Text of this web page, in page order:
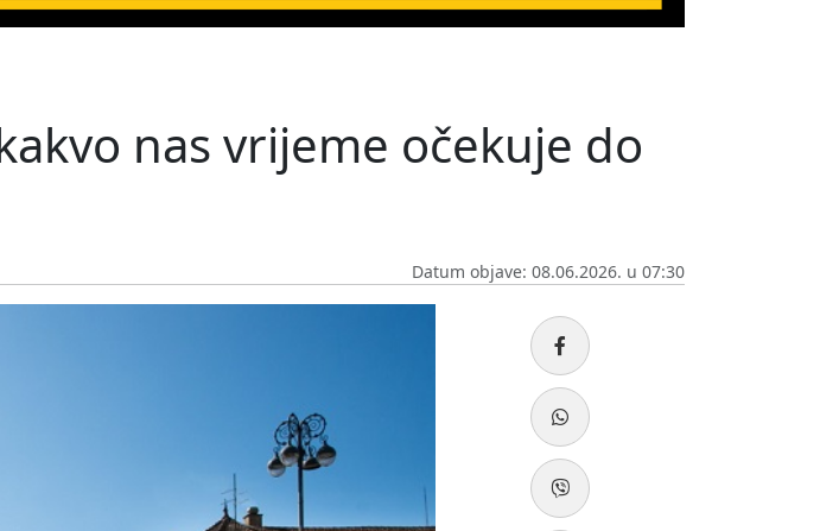
nas vrijeme očekuje do
Datum objave: 08.06.2026. u 07:30